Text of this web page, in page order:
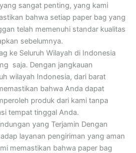
sangat penting, yang kami
bahwa setiap paper bag yang
telah memenuhi standar kualitas
sebelumnya.
ke Seluruh Wilayah di Indonesia
saja. Dengan jangkauan
wilayah Indonesia, dari barat
bahwa Anda dapat
produk dari kami tanpa
tempat tinggal Anda.
yang Terjamin Dengan
layanan pengiriman yang aman
memastikan bahwa paper bag